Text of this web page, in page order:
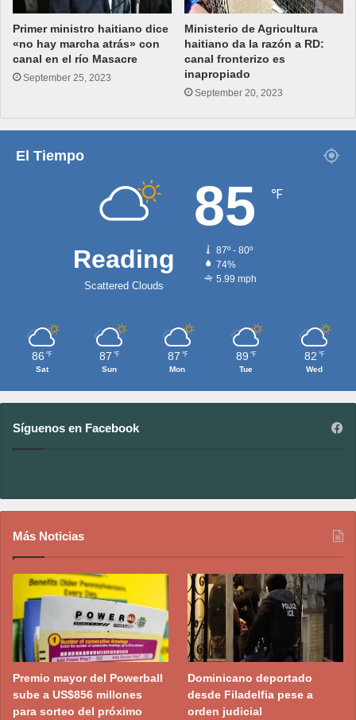
Primer ministro haitiano dice
«no hay marcha atrás» con
canal en el río Masacre
September 25, 2023
Ministerio de Agricultura
haitiano da la razón a RD:
canal fronterizo es
inapropiado
September 20, 2023
El Tiempo
Reading
Scattered Clouds
85 ℉
87º - 80º
74%
5.99 mph
86 ℉
Sat
87 ℉
Sun
87 ℉
Mon
89 ℉
Tue
82 ℉
Wed
Síguenos en Facebook
Más Noticias
Premio mayor del Powerball
sube a US$856 millones
para sorteo del próximo
Dominicano deportado
desde Filadelfia pese a
orden judicial